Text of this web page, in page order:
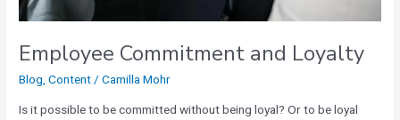
Employee Commitment and Loyalty
Blog ,Content /Camilla Mohr
Is it possible to be committed without being loyal? Or to be loyal